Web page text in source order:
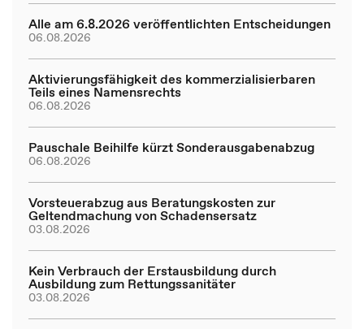
Alle am 6.8.2026 veröffentlichten Entscheidungen
06.08.2026
Aktivierungsfähigkeit des kommerzialisierbaren
Teils eines Namensrechts
06.08.2026
Pauschale Beihilfe kürzt Sonderausgabenabzug
06.08.2026
Vorsteuerabzug aus Beratungskosten zur
Geltendmachung von Schadensersatz
03.08.2026
Kein Verbrauch der Erstausbildung durch
Ausbildung zum Rettungssanitäter
03.08.2026